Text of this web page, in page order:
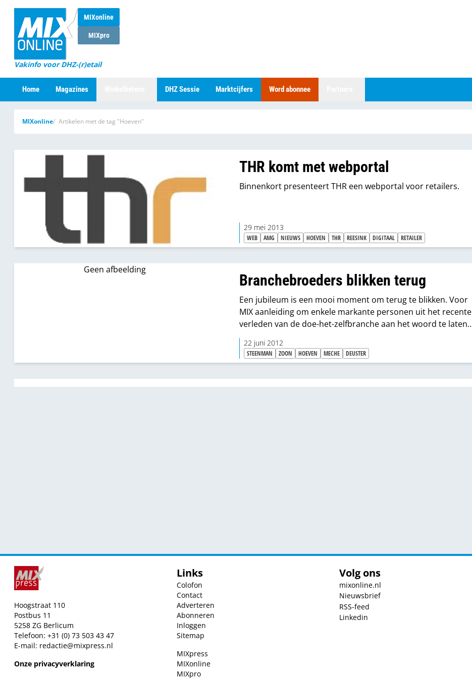
MIXonline
MIXpro
Vakinfo voor DHZ-(r)etail
Home Magazines DHZ Sessie Marktcijfers Word abonnee
MIXonline Artikelen met de tag "Hoeven"
THR komt met webportal
Binnenkort presenteert THR een webportal voor retailers.
29 mei 2013
WEB AMG NIEUWS HOEVEN THR REESINK DIGITAAL RETAILER
Geen afbeelding
Branchebroeders blikken terug
Een jubileum is een mooi moment om terug te blikken. Voor
MIX aanleiding om enkele markante personen uit het recente
verleden van de doe-het-zelfbranche aan het woord te laten
over hun successen en huidige visie op de branche. “Vroeger
was alles eenvoudiger, duidelijker.”
22 juni 2012
STEENMAN ZOON HOEVEN MECHE DEUSTER
Hoogstraat 110
Postbus 11
5258 ZG Berlicum
Telefoon: +31 (0) 73 503 43 47
E-mail: redactie@mixpress.nl
Onze privacyverklaring
Links
Colofon
Contact
Adverteren
Abonneren
Inloggen
Sitemap
MIXpress
MIXonline
MIXpro
Volg ons
mixonline.nl
Nieuwsbrief
RSS-feed
Linkedin